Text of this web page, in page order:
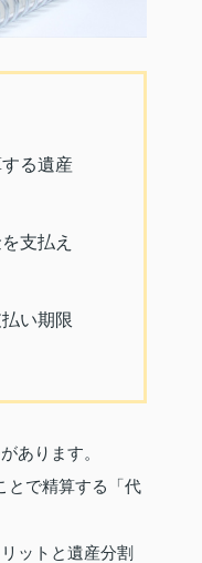
る遺産
支払え
い期限
あります。
とで精算する「代
ットと遺産分割